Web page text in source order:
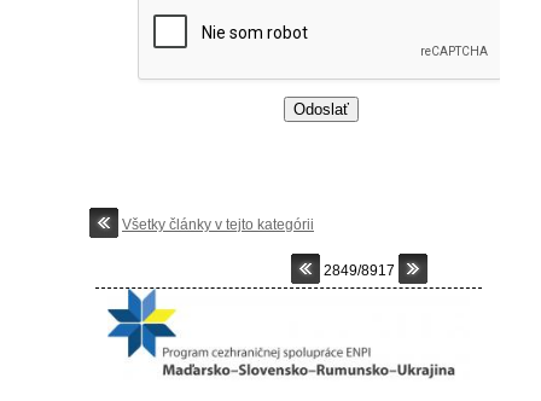
Všetky články v tejto kategórii
2849/8917